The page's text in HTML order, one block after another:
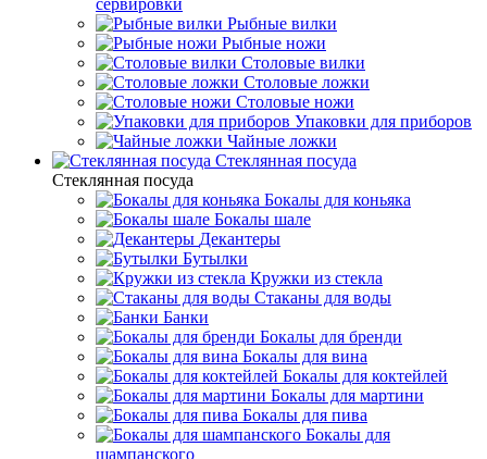
Рыбные вилки
Рыбные ножи
Столовые вилки
Столовые ложки
Столовые ножи
Упаковки для приборов
Чайные ложки
Стеклянная посуда
Стеклянная посуда
Бокалы для коньяка
Бокалы шале
Декантеры
Бутылки
Кружки из стекла
Стаканы для воды
Банки
Бокалы для бренди
Бокалы для вина
Бокалы для коктейлей
Бокалы для мартини
Бокалы для пива
Бокалы для
шампанского